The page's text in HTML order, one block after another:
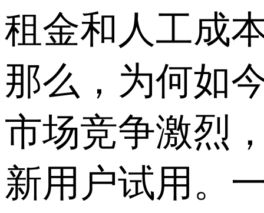
租金和人工成
那么，为何如
市场竞争激烈
新用户试用。